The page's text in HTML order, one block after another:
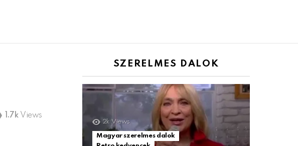
1.7k Views
SZERELMES DALOK
2k Views
Magyar szerelmes dalok